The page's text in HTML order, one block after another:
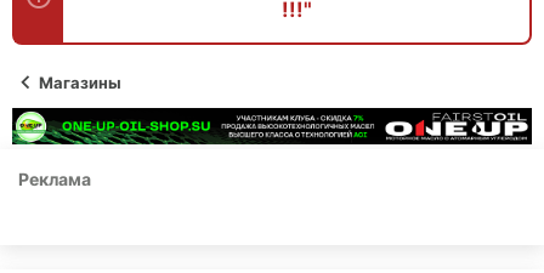
т
ы
л
!!!"
Магазины
Реклама